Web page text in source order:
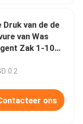
Druk van de de
van Was
Zak 1-10
0.2
ons